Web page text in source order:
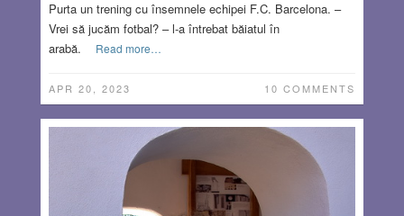
Purta un trening cu însemnele echipei F.C. Barcelona. –
Vrei să jucăm fotbal? – l-a întrebat băiatul în
arabă.
Read more…
APR 20, 2023 10 COMMENTS